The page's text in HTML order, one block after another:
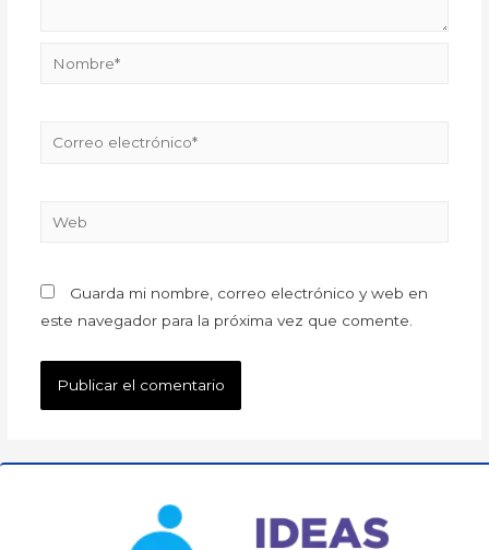
Guarda mi nombre, correo electrónico y web en
este navegador para la próxima vez que comente.